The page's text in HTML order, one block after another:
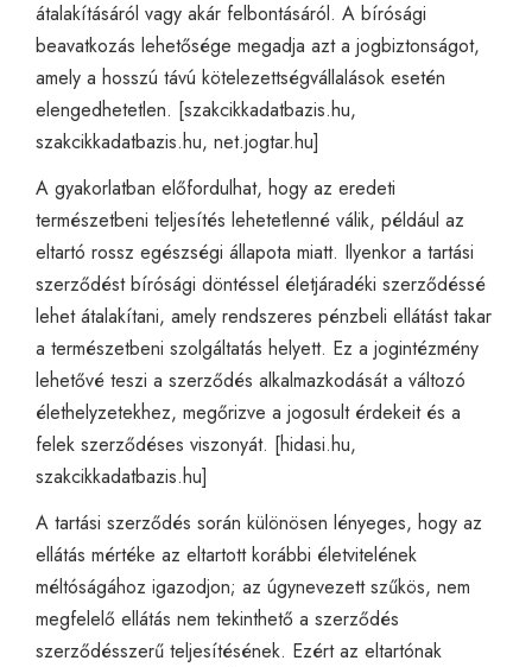
átalakításáról vagy akár felbontásáról. A bírósági
beavatkozás lehetősége megadja azt a jogbiztonságot,
amely a hosszú távú kötelezettségvállalások esetén
elengedhetetlen. [szakcikkadatbazis.hu,
szakcikkadatbazis.hu, net.jogtar.hu]
A gyakorlatban előfordulhat, hogy az eredeti
természetbeni teljesítés lehetetlenné válik, például az
eltartó rossz egészségi állapota miatt. Ilyenkor a tartási
szerződést bírósági döntéssel életjáradéki szerződéssé
lehet átalakítani, amely rendszeres pénzbeli ellátást takar
a természetbeni szolgáltatás helyett. Ez a jogintézmény
lehetővé teszi a szerződés alkalmazkodását a változó
élethelyzetekhez, megőrizve a jogosult érdekeit és a
felek szerződéses viszonyát. [hidasi.hu,
szakcikkadatbazis.hu]
A tartási szerződés során különösen lényeges, hogy az
ellátás mértéke az eltartott korábbi életvitelének
méltóságához igazodjon; az úgynevezett szűkös, nem
megfelelő ellátás nem tekinthető a szerződés
szerződésszerű teljesítésének. Ezért az eltartónak